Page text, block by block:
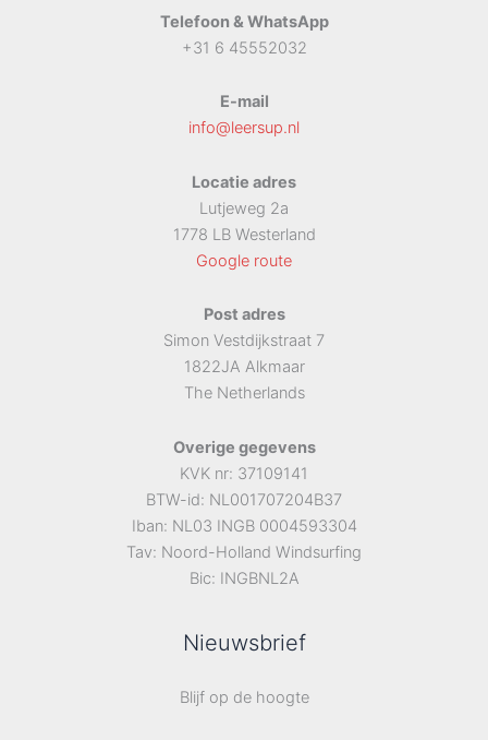
Telefoon & WhatsApp
+31 6 45552032
E-mail
info@leersup.nl
Locatie adres
Lutjeweg 2a
1778 LB Westerland
Google route
Post adres
Simon Vestdijkstraat 7
1822JA Alkmaar
The Netherlands
Overige gegevens
KVK nr: 37109141
BTW-id: NL001707204B37
Iban: NL03 INGB 0004593304
Tav: Noord-Holland Windsurfing
Bic: INGBNL2A
Nieuwsbrief
Blijf op de hoogte